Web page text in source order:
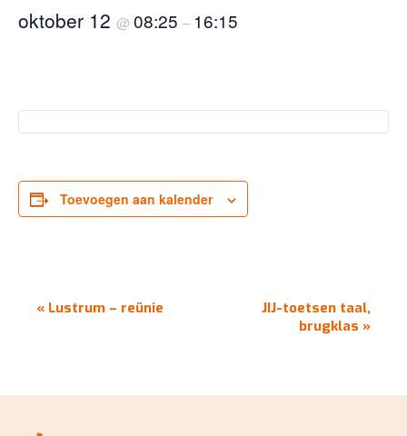
oktober 12 @ 08:25 – 16:15
Toevoegen aan kalender
EVENEMENT
« Lustrum – reünie
JIJ-toetsen taal,
brugklas »